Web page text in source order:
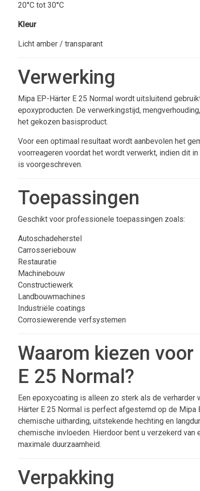
20°C tot 30°C
Kleur
Licht amber / transparant
Verwerking
Mipa EP-Härter E 25 Normal wordt uitsluitend
epoxyproducten. De verwerkingstijd,
het gekozen basisproduct.
Voor een optimaal resultaat wordt aanbevolen het
voorreageren voordat het wordt verwerkt, indien dit
is voorgeschreven.
Toepassingen
Geschikt voor professionele toepassingen zoals:
Autoschadeherstel
Carrosseriebouw
Restauratie
Machinebouw
Constructiewerk
Landbouwmachines
Industriële coatings
Corrosiewerende verfsystemen
Waarom kiezen
E 25 Normal?
Een epoxycoating is alleen zo sterk als de
Härter E 25 Normal is perfect afgestemd op de
chemische uitharding, uitstekende hechting en
chemische invloeden. Hierdoor bent u verzekerd
maximale duurzaamheid.
Verpakking